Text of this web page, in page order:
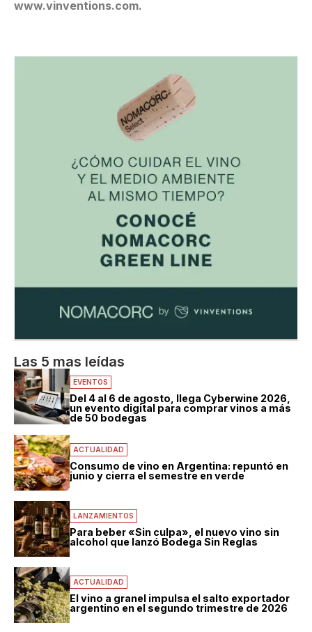
www.vinventions.com.
Las 5 mas leídas
EVENTOS
Del 4 al 6 de agosto, llega Cyberwine 2026,
un evento digital para comprar vinos a más
de 50 bodegas
ACTUALIDAD
Consumo de vino en Argentina: repuntó en
junio y cierra el semestre en verde
LANZAMIENTOS
Para beber «Sin culpa», el nuevo vino sin
alcohol que lanzó Bodega Sin Reglas
ACTUALIDAD
El vino a granel impulsa el salto exportador
argentino en el segundo trimestre de 2026